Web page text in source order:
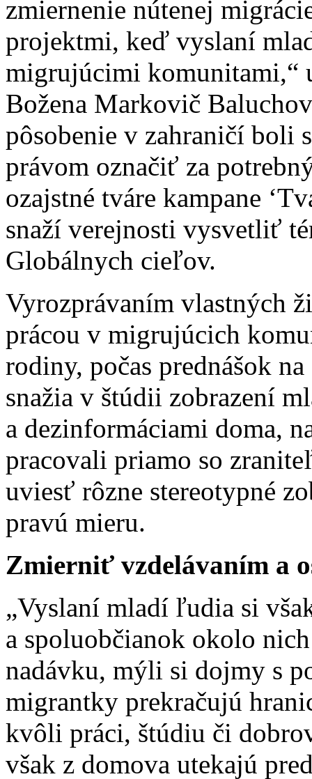
zmiernenie nútenej
projektmi, keď vyslaní
migrujúcimi komunitami,“
Božena Markovič
pôsobenie v zahraničí boli
právom označiť za
ozajstné tváre kampane
snaží verejnosti vysvetliť
Globálnych cieľov.
Vyrozprávaním vlastných
prácou v migrujúcich
rodiny, počas prednášok
snažia v štúdii zobrazení
a dezinformáciami doma,
pracovali priamo so
uviesť rôzne stereotypné
pravú mieru.
Zmierniť vzdelávaním a
„Vyslaní mladí ľudia si
a spoluobčianok okolo
nadávku, mýli si dojmy s
migrantky prekračujú
kvôli práci, štúdiu či
však z domova utekajú